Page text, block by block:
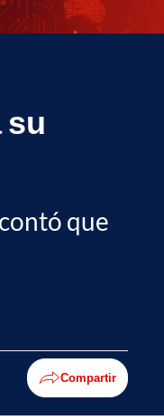
su
que
Compartir